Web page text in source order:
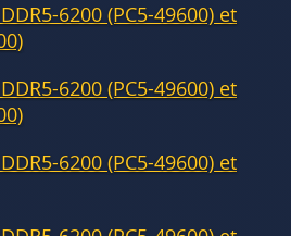
6200 (PC5-49600) et
6200 (PC5-49600) et
6200 (PC5-49600) et